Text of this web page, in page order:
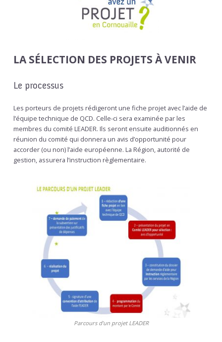
LA SÉLECTION DES PROJETS À VENIR
Le processus
Les porteurs de projets rédigeront une fiche projet avec l’aide de
l’équipe technique de QCD. Celle-ci sera examinée par les
membres du comité LEADER. Ils seront ensuite auditionnés en
réunion du comité qui donnera un avis d’opportunité pour
accorder (ou non) l’aide européenne. La Région, autorité de
gestion, assurera l’instruction règlementaire.
Parcours d’un projet LEADER